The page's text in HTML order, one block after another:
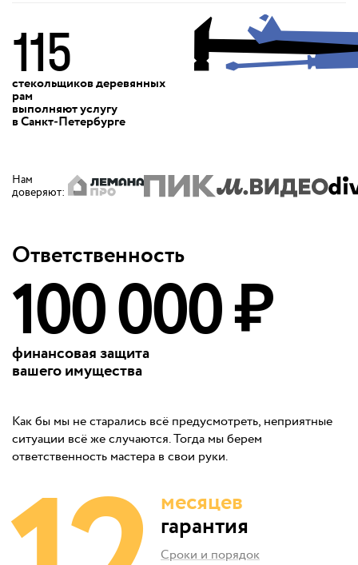
115
стекольщиков деревянных
рам
выполняютуслугу
в Санкт‑Петербурге
Нам
доверяют:
Ответственность
100 000 ₽
финансовая защита
вашего имущества
Как бы мы не старались всё предусмотреть, неприятные
ситуации всё же случаются. Тогда мы берем
ответственность мастера в свои руки.
месяцев
гарантия
Сроки и порядок